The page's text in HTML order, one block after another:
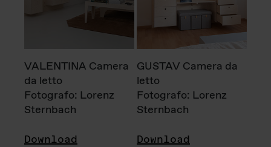
VALENTINA Camera
da letto
Fotografo: Lorenz
Sternbach
Download
GUSTAV Camera da
letto
Fotografo: Lorenz
Sternbach
Download